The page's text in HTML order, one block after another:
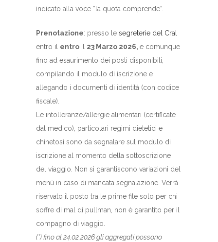
indicato alla voce “la quota comprende”.
Prenotazione: presso le segreterie del Cral
entro il entro il 23 Marzo 2026, e comunque
fino ad esaurimento dei posti disponibili,
compilando il modulo di iscrizione e
allegando i documenti di identità (con codice
fiscale).
Le intolleranze/allergie alimentari (certificate
dal medico), particolari regimi dietetici e
chinetosi sono da segnalare sul modulo di
iscrizione al momento della sottoscrizione
del viaggio. Non si garantiscono variazioni del
menù in caso di mancata segnalazione. Verrà
riservato il posto tra le prime file solo per chi
soffre di mal di pullman, non è garantito per il
compagno di viaggio.
(*) fino al 24.02.2026 gli aggregati possono